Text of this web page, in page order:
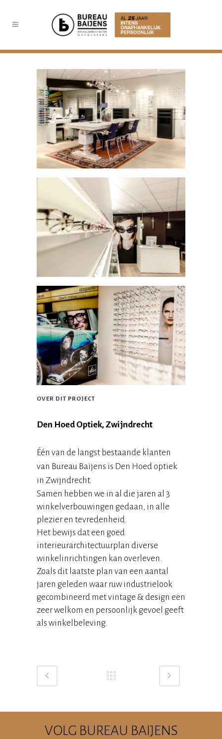
OVER DIT PROJECT
Den Hoed Optiek, Zwijndrecht
Één van de langst bestaande klanten
van Bureau Baijens is Den Hoed optiek
in Zwijndrecht.
Samen hebben we in al die jaren al 3
winkelverbouwingen gedaan, in alle
plezier en tevredenheid.
Het bewijs dat een goed
interieurarchitectuurplan diverse
winkelinrichtingen kan overleven.
Zoals dit laatste plan van een aantal
jaren geleden waar ruw industrielook
gecombineerd met vintage & design een
zeer welkom en persoonlijk gevoel geeft
als winkelbeleving.
VOLG BUREAU BAIJENS